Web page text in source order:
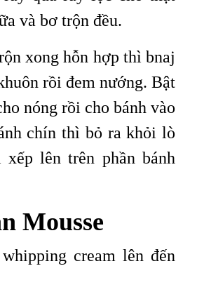
và bơ trộn đều.
xong hỗn hợp thì bnaj
rồi đem nướng. Bật
nóng rồi cho bánh vào
chín thì bỏ ra khỏi lò
lên trên phần bánh
Mousse
cream lên đến